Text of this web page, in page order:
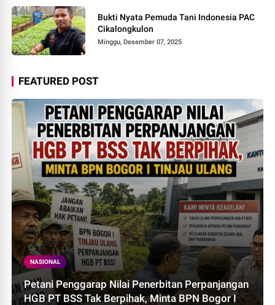
Bukti Nyata Pemuda Tani Indonesia PAC
Cikalongkulon
Minggu, Desember 07, 2025
FEATURED POST
NASIONAL
Petani Penggarap Nilai Penerbitan Perpanjangan
HGB PT BSS Tak Berpihak, Minta BPN Bogor I